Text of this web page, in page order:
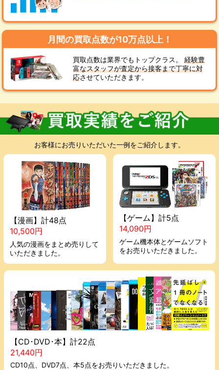
月間の買取点数が10万点以上！
買取点数は業界でもトップクラス。経験豊
富なスタッフが査定から接客まで丁寧に対
応させていただきます。
お客様にお売りいただいた一例をご紹介します。
【漫画】計48点
10,500円
人気の漫画をまとめ売りして
いただきました。
【ゲーム】計5点
14,090円
ゲーム機本体とゲームソフト
をお売りいただきました。
【CD･DVD･本】計22点
21,440円
CD10点、DVD7点、本5点をお売りいただきました。